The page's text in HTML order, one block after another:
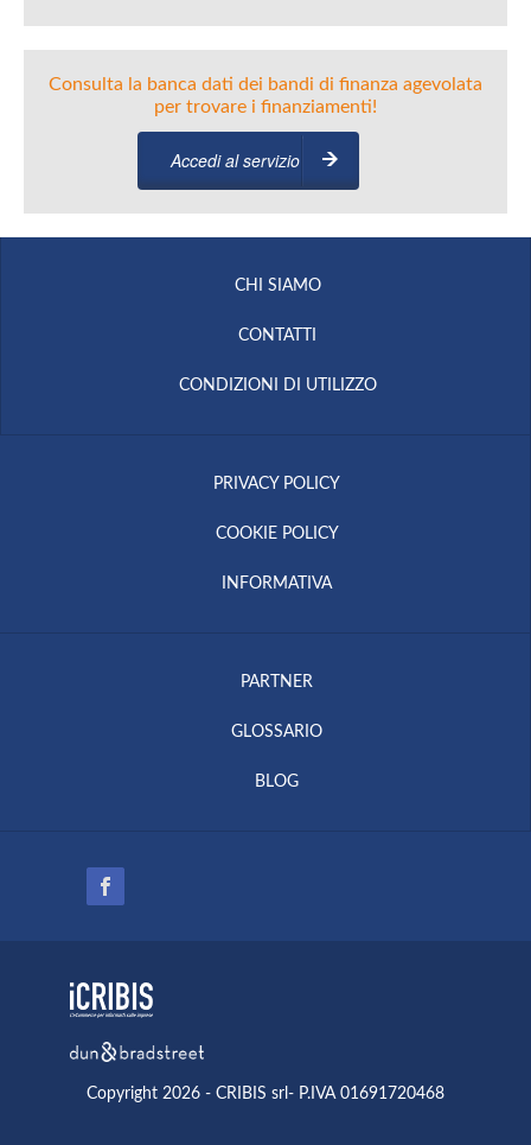
Consulta la banca dati dei bandi di finanza agevolata
per trovare i finanziamenti!
Accedi al servizio
CHI SIAMO
CONTATTI
CONDIZIONI DI UTILIZZO
PRIVACY POLICY
COOKIE POLICY
INFORMATIVA
PARTNER
GLOSSARIO
BLOG
Copyright 2026 - CRIBIS srl- P.IVA 01691720468